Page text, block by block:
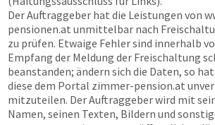
Der Auftraggeber hat die Leistungen von
pensionen.at unmittelbar nach
zu prüfen. Etwaige Fehler sind innerhalb
Empfang der Meldung der Freischaltung
beanstanden; ändern sich die Daten, so
diese dem Portal zimmer-pension.at
mitzuteilen. Der Auftraggeber wird mit
Namen, seinen Texten, Bildern und